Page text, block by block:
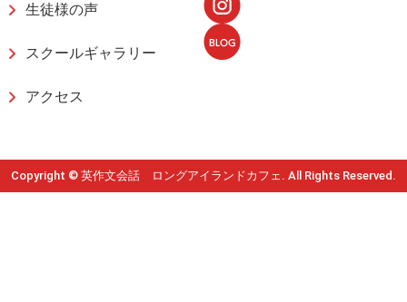
生徒様の声
スクールギャラリー
アクセス
Copyright © 英作文会話 ロングアイランドカフェ. All Rights Reserved.